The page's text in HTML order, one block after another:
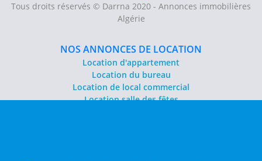
Tous droits réservés © Darrna 2020 - Annonces immobilières
Algérie
NOS ANNONCES DE LOCATION
Location d'appartement
Location du bureau
Location de local commercial
Location salle des fêtes